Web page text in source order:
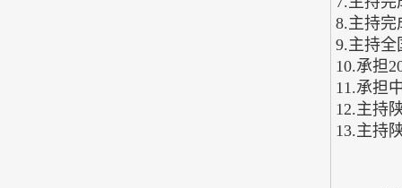
8.主持完
9.主持全
10.承担
11.承担
12.主持
13.主持